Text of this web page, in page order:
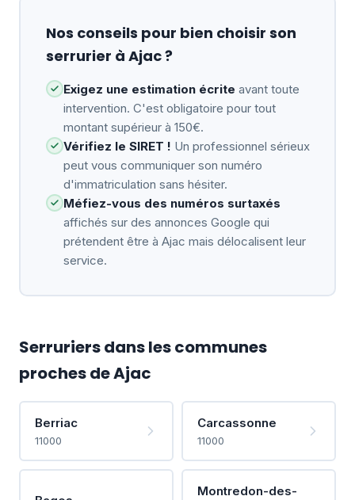
Nos conseils pour bien choisir son
serrurier à Ajac ?
Exigez une estimation écrite avant toute
intervention. C'est obligatoire pour tout
montant supérieur à 150€.
Vérifiez le SIRET ! Un professionnel sérieux
peut vous communiquer son numéro
d'immatriculation sans hésiter.
Méfiez-vous des numéros surtaxés
affichés sur des annonces Google qui
prétendent être à Ajac mais délocalisent leur
service.
Serruriers dans les communes
proches de Ajac
Berriac
11000
Carcassonne
11000
Montredon-des-